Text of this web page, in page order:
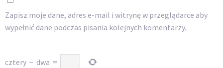
Zapisz moje dane, adres e-mail i witrynę w przeglądarce aby
wypełnić dane podczas pisania kolejnych komentarzy.
cztery − dwa =